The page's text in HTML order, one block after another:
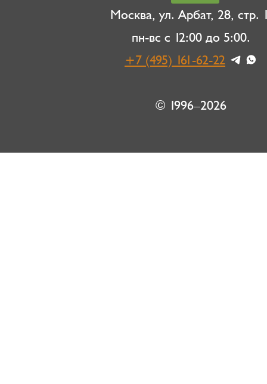
Москва, ул. Арбат, 28, стр.
пн-вс с 12:00 до 5:00.
+7 (495) 161-62-22
© 1996–2026